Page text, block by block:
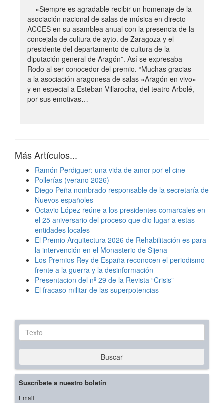
«Siempre es agradable recibir un homenaje de la
asociación nacional de salas de música en directo
ACCES en su asamblea anual con la presencia de la
concejala de cultura de ayto. de Zaragoza y el
presidente del departamento de cultura de la
diputación general de Aragón”. Así se expresaba
Rodo al ser conocedor del premio. “Muchas gracias
a la asociación aragonesa de salas «Aragón en vivo»
y en especial a Esteban Villarocha, del teatro Arbolé,
por sus emotivas…
Más Artículos...
Ramón Perdiguer: una vida de amor por el cine
Pollerías (verano 2026)
Diego Peña nombrado responsable de la secretaría de
Nuevos españoles
Octavio López reúne a los presidentes comarcales en
el 25 aniversario del proceso que dio lugar a estas
entidades locales
El Premio Arquitectura 2026 de Rehabilitación es para
la intervención en el Monasterio de Sijena
Los Premios Rey de España reconocen el periodismo
frente a la guerra y la desinformación
Presentacion del nº 29 de la Revista “Crisis”
El fracaso militar de las superpotencias
Texto
Buscar
Suscríbete a nuestro boletín
Email